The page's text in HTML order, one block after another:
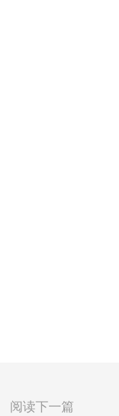
阅读下一篇